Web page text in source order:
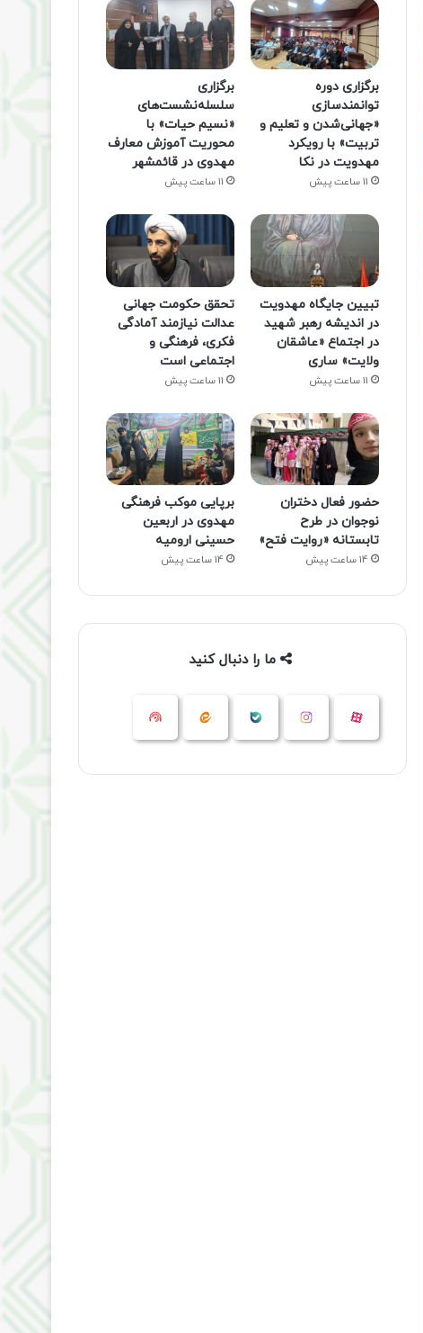
برگزاری دوره
توانمندسازی
«جهانی‌شدن و تعلیم و
تربیت» با رویکرد
مهدویت در نکا
11 ساعت پیش
برگزاری
سلسله‌نشست‌های
«نسیم حیات» با
محوریت آموزش معارف
مهدوی در قائمشهر
11 ساعت پیش
تبیین جایگاه مهدویت
در اندیشه رهبر شهید
در اجتماع «عاشقان
ولایت» ساری
11 ساعت پیش
تحقق حکومت جهانی
عدالت نیازمند آمادگی
فکری، فرهنگی و
اجتماعی است
11 ساعت پیش
حضور فعال دختران
نوجوان در طرح
تابستانه «روایت فتح»
14 ساعت پیش
برپایی موکب فرهنگی
مهدوی در اربعین
حسینی ارومیه
14 ساعت پیش
ما را دنبال کنید
آپارات اینستاگرام ایتا